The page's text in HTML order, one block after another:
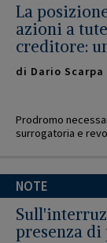
La
azioni a
creditore:
di Dario Scarpa
Prodromo
surrogatoria e
NOTE
presenza